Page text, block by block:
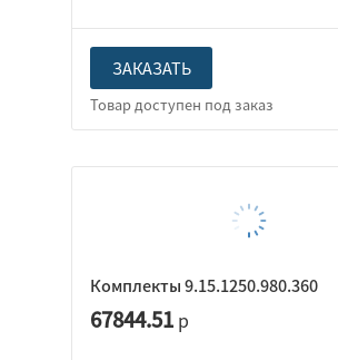
ЗАКАЗАТЬ
Комплекты 9.15.1250.980.360
67844.51 р